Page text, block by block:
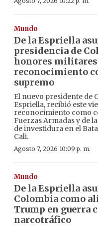
Mundo
De la Espriella
presidencia de
honores
reconocimiento
supremo
El nuevo presidente de
Espriella, recibió este
reconocimiento como
Fuerzas Armadas y de
de investidura en el
Cali.
Agosto 7, 2026 10:09 p. m.
Mundo
De la Espriella
Colombia como
Trump en guerra
narcotráfico